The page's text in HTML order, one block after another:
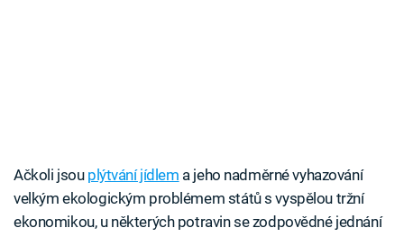
Ačkoli jsou plýtvání jídlem a jeho nadměrné vyhazování
velkým ekologickým problémem států s vyspělou tržní
ekonomikou, u některých potravin se zodpovědné jednání